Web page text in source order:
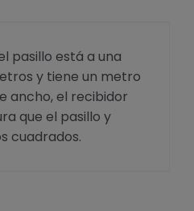
pasillo está a una
y tiene un metro
ancho, el recibidor
que el pasillo y
cuadrados.